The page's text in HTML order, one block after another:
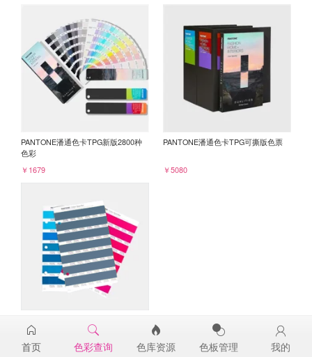
PANTONE潘通色卡TPG新版2800种
色彩
￥1679
PANTONE潘通色卡TPG可撕版色票
￥5080
19-4318TPG
￥98
首页 色彩查询 色库资源 色板管理 我的